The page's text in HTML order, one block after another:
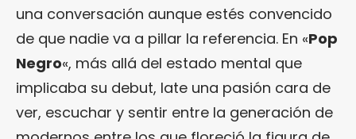
una conversación aunque estés convencido
de que nadie va a pillar la referencia. En «Pop
Negro«, más allá del estado mental que
implicaba su debut, late una pasión cara de
ver, escuchar y sentir entre la generación de